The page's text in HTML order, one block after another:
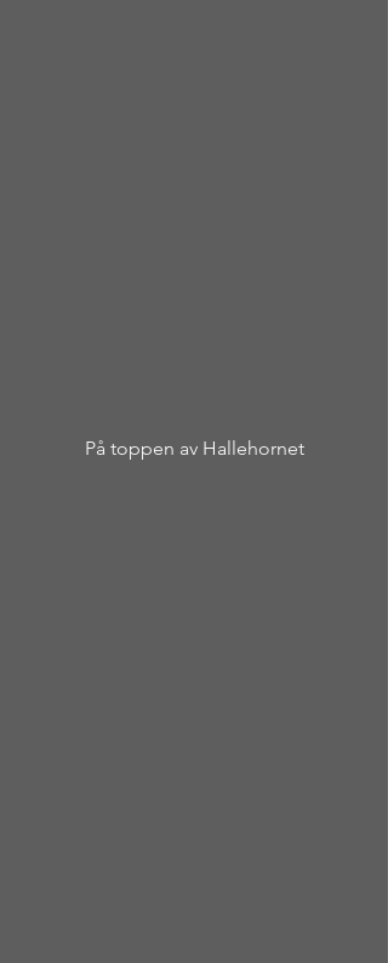
På toppen av Hallehornet